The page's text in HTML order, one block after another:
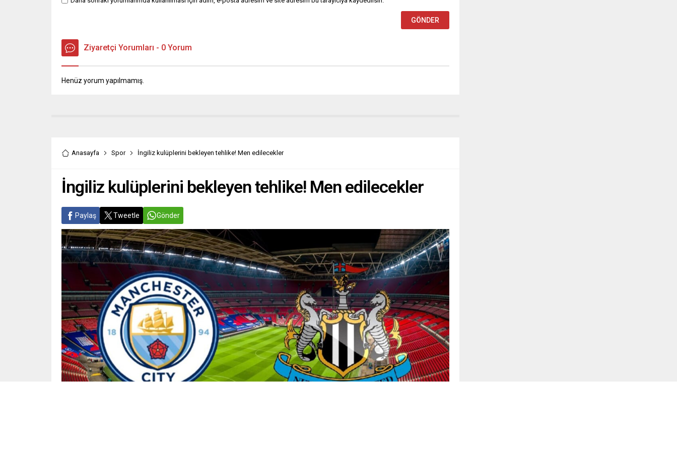
Ziyaretçi Yorumları - 0 Yorum
Henüz yorum yapılmamış.
Anasayfa Spor İngiliz kulüplerini bekleyen tehlike! Men edilecekler
İngiliz kulüplerini bekleyen tehlike! Men edilecekler
Paylaş Tweetle Gönder